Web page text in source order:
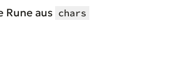
Rune aus chars